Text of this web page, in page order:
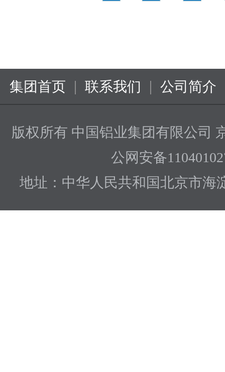
集团首页 | 联系我们 | 公司简介
版权所有 中国铝业集团有限公司
公网安备
地址：中华人民共和国北京市海